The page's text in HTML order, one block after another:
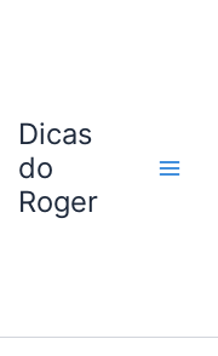
Dicas
do
Roger